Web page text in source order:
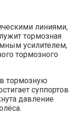
линиями,
тормозная
усилителем,
тормозного
тормозную
суппортов
давление